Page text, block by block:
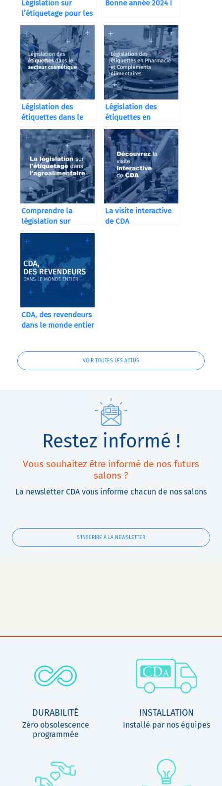
Législation sur
l’étiquetage pour les
distilleries
Bonne année 2024 !
Législation des
étiquettes dans le
secteur cosmétique
Législation des
étiquettes en
Pharmacie et
Compléments
Alimentaires
Comprendre la
législation sur
l’étiquetage dans
l’agroalimentaire
(règlement INCO,
mentions
obligatoires, hygiène
& traçabilité)
La visite interactive
de CDA
CDA, des revendeurs
dans le monde entier
VOIR TOUTES LES ACTUS
Restez informé !
Vous souhaitez être informé de nos futurs
salons ?
La newsletter CDA vous informe chacun de nos salons
S'INSCRIRE À LA NEWSLETTER
DURABILITÉ
Zéro obsolescence
programmée
INSTALLATION
Installé par nos équipes